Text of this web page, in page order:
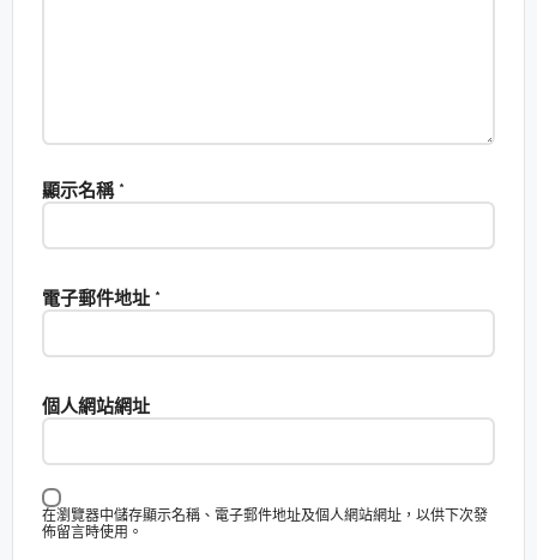
顯示名稱 *
電子郵件地址 *
個人網站網址
在瀏覽器中儲存顯示名稱、電子郵件地址及個人網站網址，以供下次發
佈留言時使用。